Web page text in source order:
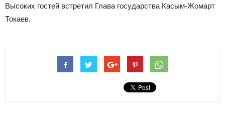
Высоких гостей встретил Глава государства Касым-Жомарт
Токаев.